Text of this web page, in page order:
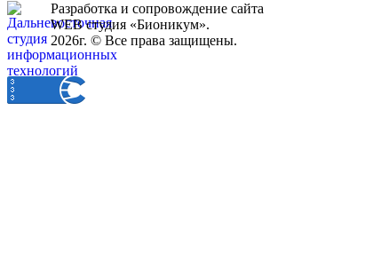
Разработка и сопровождение сайта
WEB студия «Бионикум».
2026г. © Все права защищены.